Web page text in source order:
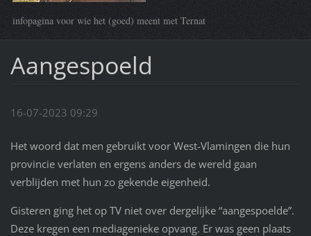
infopagina voor wie het (goed) meent met Ternat
Aangespoeld
16-07-2023 09:29
Het woord dat men gebruikt voor West-Vlamingen die hun
provincie verlaten en ergens anders de wereld gaan
verblijden met hun zo gekende eigenheid.
Gisteren ging het op TV niet over dergelijke “aangespoelde”.
Deze kregen een mediagenieke opvang. Er was geen plaats